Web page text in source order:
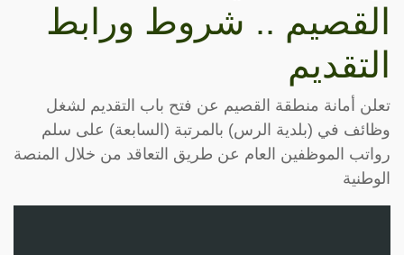
القصيم .. شروط ورابط
التقديم
تعلن أمانة منطقة القصيم عن فتح باب التقديم لشغل
وظائف في (بلدية الرس) بالمرتبة (السابعة) على سلم
رواتب الموظفين العام عن طريق التعاقد من خلال المنصة
الوطنية